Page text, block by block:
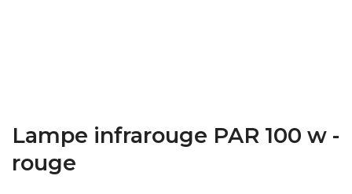
Lampe infrarouge PAR 100 w -
rouge